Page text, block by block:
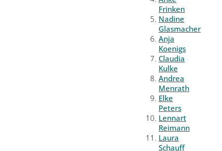
Frinken
Nadine
Glasmacher
Anja
Koenigs
Claudia
Kulke
Andrea
Menrath
Elke
Peters
Lennart
Reimann
Laura
Schauff